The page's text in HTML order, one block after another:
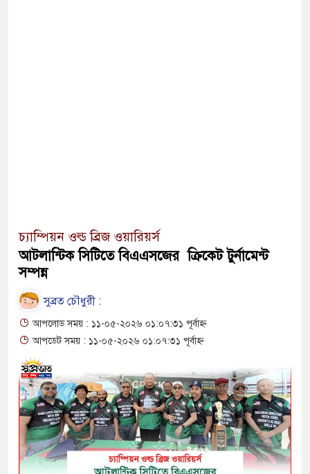
চ্যাম্পিয়ন ওল্ড ব্রিজ ওয়ারিয়র্স
আটলান্টিক সিটিতে বিএএসজের ক্রিকেট টুর্নামেন্ট
সম্পন্ন
সুব্রত চৌধুরী :
আপলোড সময় : ১১-০৫-২০২৬ ০১:০৭:৩১ পূর্বাহ্ন
আপডেট সময় : ১১-০৫-২০২৬ ০১:০৭:৩১ পূর্বাহ্ন